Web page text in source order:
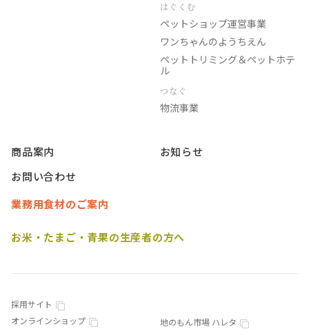
はぐくむ
ペットショップ運営事業
ワンちゃんのようちえん
ペットトリミング＆ペットホテ
ル
つなぐ
物流事業
商品案内
お知らせ
お問い合わせ
業務用食材のご案内
お米・たまご・青果の生産者の方へ
採用サイト
オンラインショップ
地のもん市場 ハレタ